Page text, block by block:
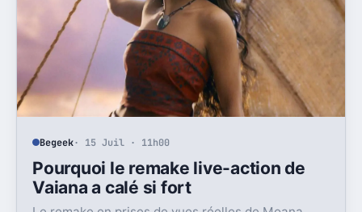
Begeek· 15 Juil · 11h00
Pourquoi le remake live-action de
Vaiana a calé si fort